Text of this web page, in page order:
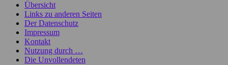
Übersicht
Links zu anderen Seiten
Der Datenschutz
Impressum
Kontakt
Nutzung durch …
Die Unvollendeten